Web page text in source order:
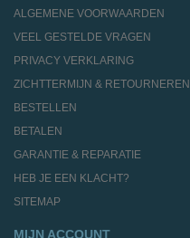
ALGEMENE VOORWAARDEN
VEEL GESTELDE VRAGEN
PRIVACY VERKLARING
ZICHTTERMIJN & RETOURNEREN
BESTELLEN
BETALEN
GARANTIE & REPARATIE
HEB JE EEN KLACHT?
SITEMAP
MIJN ACCOUNT